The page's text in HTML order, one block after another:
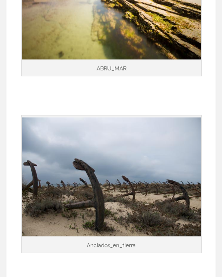
ABRU_MAR
Anclados_en_tierra